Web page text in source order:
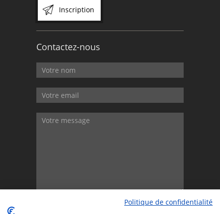
Inscription
Contactez-nous
Politique de confidentialité